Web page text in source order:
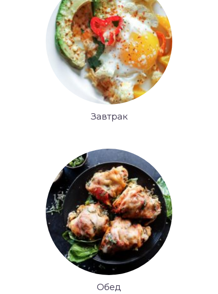
Завтрак
Обед